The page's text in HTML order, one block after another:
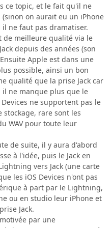
ce topic, et le fait qu'il ne
on aurait eu un iPhone
il ne faut pas dramatiser.
de meilleure qualité via le
depuis des années (son
Apple est dans une
possible, ainsi un bon
qualité que la prise Jack car
il ne manque plus que le
ne supportent pas le
stockage, rare sont les
WAV pour toute leur
de suite, il y aura d'abord
à l'idée, puis le Jack en
vers Jack (une carte
les iOS Devices n'ont pas
à part par le Lightning,
ou en studio leur iPhone et
Jack.
par une